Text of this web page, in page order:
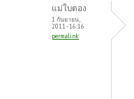
แม่ใบตอง
1 กันยายน,
2011 - 16:16
permalink